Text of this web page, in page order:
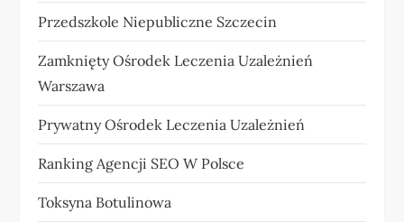
Przedszkole Niepubliczne Szczecin
Zamknięty Ośrodek Leczenia Uzależnień
Warszawa
Prywatny Ośrodek Leczenia Uzależnień
Ranking Agencji SEO W Polsce
Toksyna Botulinowa